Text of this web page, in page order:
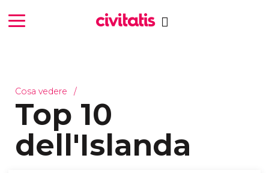
Cosa vedere
Top 10
dell'Islanda